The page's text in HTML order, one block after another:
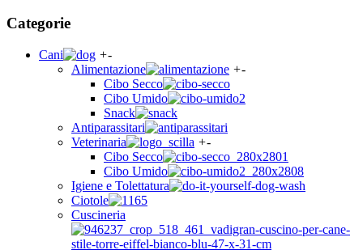
Categorie
Cani +-
Alimentazione
+-
Cibo Secco
Cibo Umido
Snack
Antiparassitari
Veterinaria
+-
Cibo Secco
Cibo Umido
Igiene e Tolettatura
Ciotole
Cuscineria